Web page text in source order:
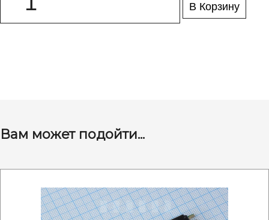
В Корзину
Вам может подойти...